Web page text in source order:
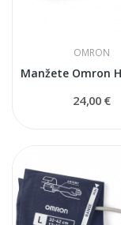
OMRON
24,00 €